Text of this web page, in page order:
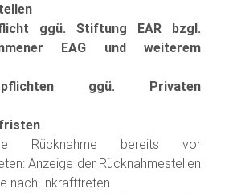
ggü. Stiftung EAR bzgl.
EAG und weiterem
ggü. Privaten
Rücknahme bereits vor
Anzeige der Rücknahmestellen
nach Inkrafttreten